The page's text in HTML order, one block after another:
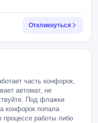
Откликнуться
часть конфорок,
автомат, не
Под флажки
конфорок попала
работы либо